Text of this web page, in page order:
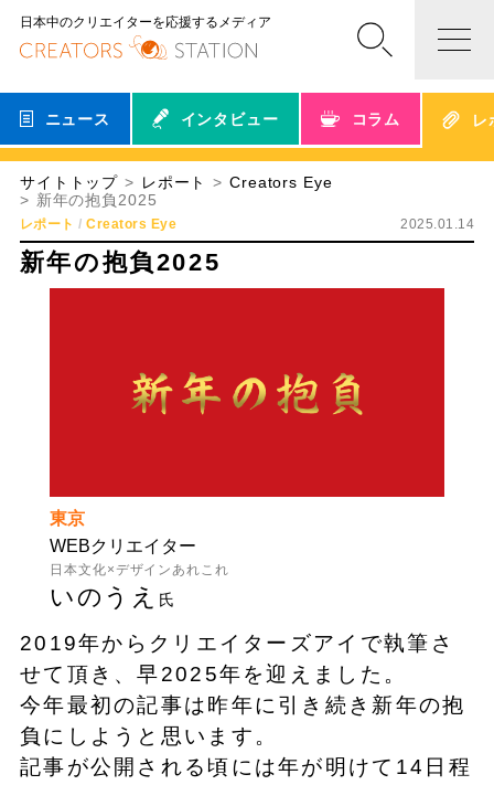
日本中のクリエイターを応援するメディア
ニュース インタビュー コラム レ
サイトトップ レポート
Creators Eye
新年の抱負2025
レポート Creators Eye 2025.01.14
新年の抱負2025
東京
WEBクリエイター
日本文化×デザインあれこれ
いのうえ 氏
2019年からクリエイターズアイで執筆さ
せて頂き、早2025年を迎えました。
今年最初の記事は昨年に引き続き新年の抱
負にしようと思います。
記事が公開される頃には年が明けて14日程